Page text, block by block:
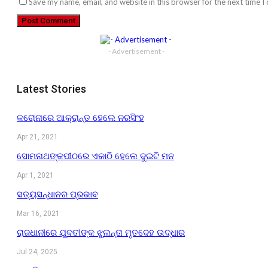
- Advertisement -
Latest Stories
କରୋନାରେ ଆକ୍ରାନ୍ତ ହେଲେ ନରସିଂହ
Apr 21, 2021
ସୋମନାଥଙ୍କପୀଠରେ ଏକାଠି ହେଲେ ଦୁଇଟି ମନ
Apr 1, 2021
ସତ୍ୟସନ୍ଧାନର ପ୍ରଭାବ
Mar 16, 2021
ରାଜଧାନୀରେ ଯୁବତୀଙ୍କ ଝୁଲନ୍ତା ମୃତଦେହ ଉଦ୍ଧାର
Jul 24, 2025